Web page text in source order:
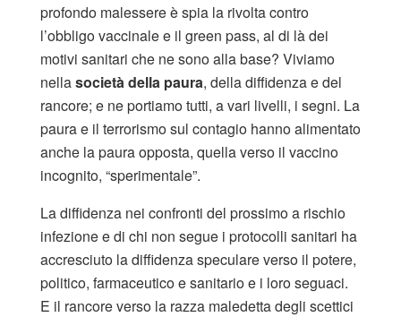
profondo malessere è spia la rivolta contro
l’obbligo vaccinale e il green pass, al di là dei
motivi sanitari che ne sono alla base? Viviamo
nellasocietà della paura, della diffidenza e del
rancore; e ne portiamo tutti, a vari livelli, i segni. La
paura e il terrorismo sul contagio hanno alimentato
anche la paura opposta, quella verso il vaccino
incognito, “sperimentale”.
La diffidenza nei confronti del prossimo a rischio
infezione e di chi non segue i protocolli sanitari ha
accresciuto la diffidenza speculare verso il potere,
politico, farmaceutico e sanitario e i loro seguaci.
E il rancore verso la razza maledetta degli scettici